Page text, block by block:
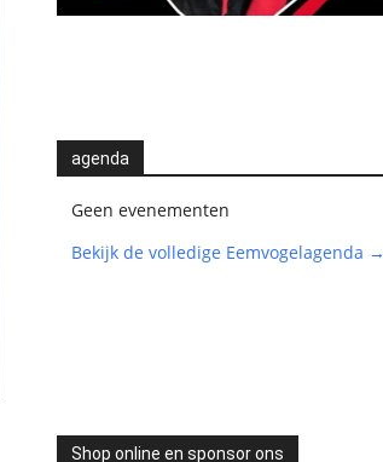
agenda
Geen evenementen
Bekijk de volledige Eemvogelagenda →
Shop online en sponsor ons